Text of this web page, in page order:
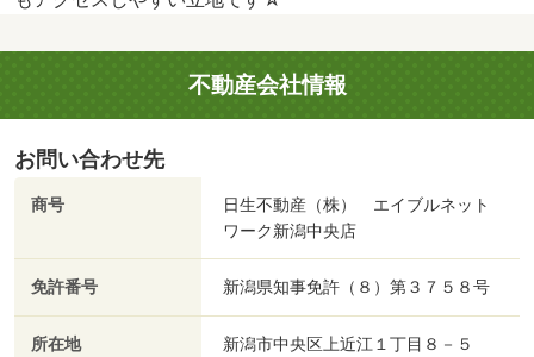
不動産会社情報
お問い合わせ先
商号
日生不動産（株） エイブルネット
ワーク新潟中央店
免許番号 新潟県知事免許（８）第３７５８号
所在地 新潟市中央区上近江１丁目８－５